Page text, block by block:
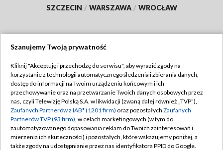
SZCZECIN / WARSZAWA / WROCŁAW
TVP
Abonament TVP
Emisja w TVP
Centrum informacji TVP
Naziemna Telewizja Cyfrowa
Regulamin TVP
Polityka prywatności
Moje zgody
Pomoc
Szanujemy Twoją prywatność
Kliknij "Akceptuję i przechodzę do serwisu", aby wyrazić zgody na
korzystanie z technologii automatycznego śledzenia i zbierania danych,
dostęp do informacji na Twoim urządzeniu końcowym i ich
przechowywanie oraz na przetwarzanie Twoich danych osobowych przez
nas, czyli Telewizję Polską S.A. w likwidacji (zwaną dalej również „TVP”),
Zaufanych Partnerów z IAB* (1201 firm) oraz pozostałych Zaufanych
Partnerów TVP (93 firm), w celach marketingowych (w tym do
zautomatyzowanego dopasowania reklam do Twoich zainteresowań i
mierzenia ich skuteczności) i pozostałych, które wskazujemy poniżej, a
także zgody na udostępnianie przez nas identyfikatora PPID do Google.